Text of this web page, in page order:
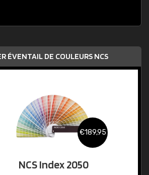
ÉVENTAIL DE COULEURS NCS
€189,95
NCS Index 2050